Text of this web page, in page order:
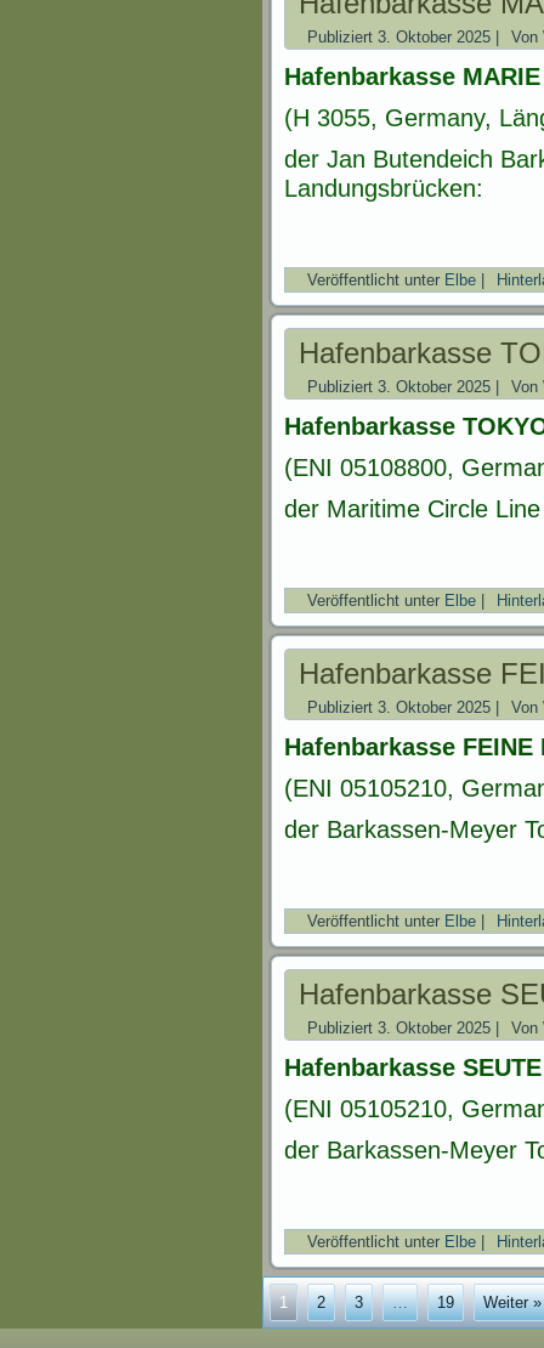
Publiziert 3. Oktober 2025 Von
Hafenbarkasse MARIE
(H 3055, Germany,
der Jan Butendeich
Landungsbrücken:
Veröffentlicht unter Elbe
Hafenbarkasse
Publiziert 3. Oktober 2025 Von
Hafenbarkasse
(ENI 05108800,
der Maritime Circle
Veröffentlicht unter Elbe
Hafenbarkasse
Publiziert 3. Oktober 2025 Von
Hafenbarkasse FEINE
(ENI 05105210,
der Barkassen-Meyer
Veröffentlicht unter Elbe
Hafenbarkasse
Publiziert 3. Oktober 2025 Von
Hafenbarkasse
(ENI 05105210,
der Barkassen-Meyer
Veröffentlicht unter Elbe
1 2 3 … 19 Weiter »